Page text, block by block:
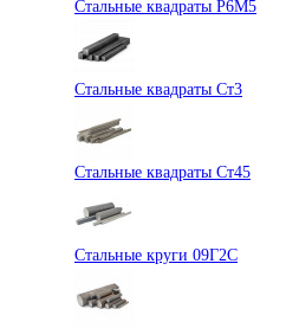
Стальные квадраты Р6М5
Стальные квадраты Ст3
Стальные квадраты Ст45
Стальные круги 09Г2С